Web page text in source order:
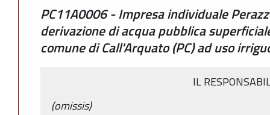
PC11A0006 - Impresa individuale
derivazione di acqua pubblica
comune di Call'Arquato (PC) ad uso
IL
(omissis)